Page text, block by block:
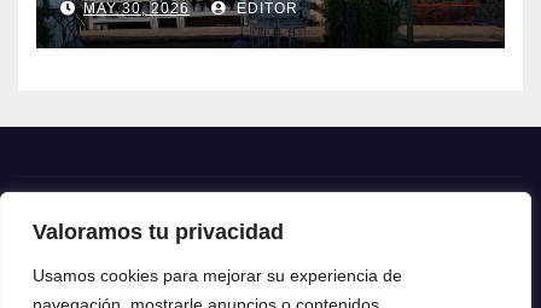
Valoramos tu privacidad
Usamos cookies para mejorar su experiencia de
MAY 30, 2026 EDITOR
Crónica24